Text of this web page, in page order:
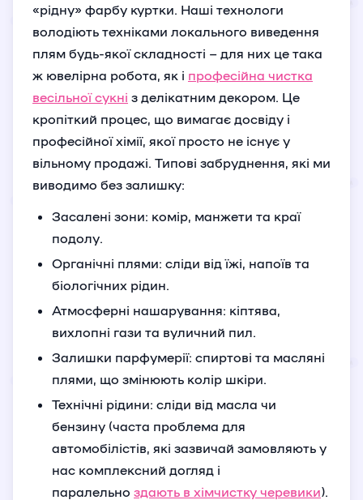
«рідну» фарбу куртки. Наші технологи
володіють техніками локального виведення
плям будь-якої складності – для них це така
ж ювелірна робота, як і професійна чистка
весільної сукні з делікатним декором. Це
кропіткий процес, що вимагає досвіду і
професійної хімії, якої просто не існує у
вільному продажі. Типові забруднення, які ми
виводимо без залишку:
Засалені зони: комір, манжети та краї
подолу.
Органічні плями: сліди від їжі, напоїв та
біологічних рідин.
Атмосферні нашарування: кіптява,
вихлопні гази та вуличний пил.
Залишки парфумерії: спиртові та масляні
плями, що змінюють колір шкіри.
Технічні рідини: сліди від масла чи
бензину (часта проблема для
автомобілістів, які зазвичай замовляють у
нас комплексний догляд і
паралельно здають в хімчистку черевики).